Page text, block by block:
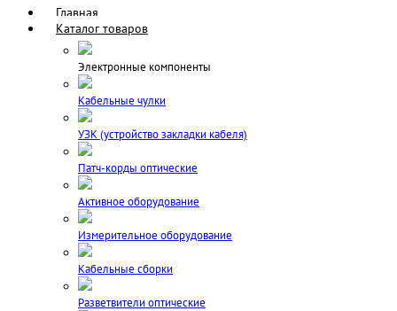
Главная
Каталог товаров
Электронные компоненты
Кабельные чулки
УЗК (устройство закладки кабеля)
Патч-корды оптические
Активное оборудование
Измерительное оборудование
Кабельные сборки
Разветвители оптические